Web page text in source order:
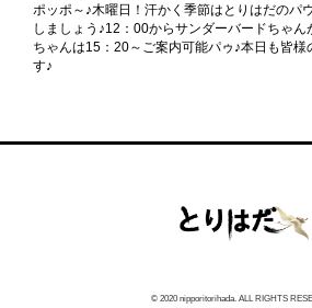
ポッポ～♪木曜日！汗かく季節はとりはだのパ
しましょう♪12：00からサンダーバードちゃ
ちゃんは15：20～ご案内可能パゥ♪本日も皆様
す♪
© 2020 nipporitorihada. ALL RIGHTS